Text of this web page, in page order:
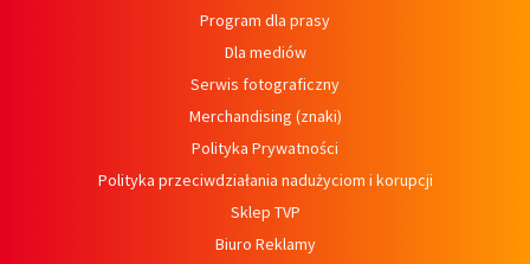
Program dla prasy
Dla mediów
Serwis fotograficzny
Merchandising (znaki)
Polityka Prywatności
Polityka przeciwdziałania nadużyciom i korupcji
Sklep TVP
Biuro Reklamy